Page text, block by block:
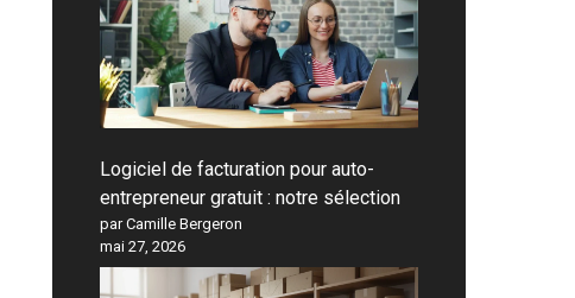
Logiciel de facturation pour auto-
entrepreneur gratuit : notre sélection
par Camille Bergeron
mai 27, 2026